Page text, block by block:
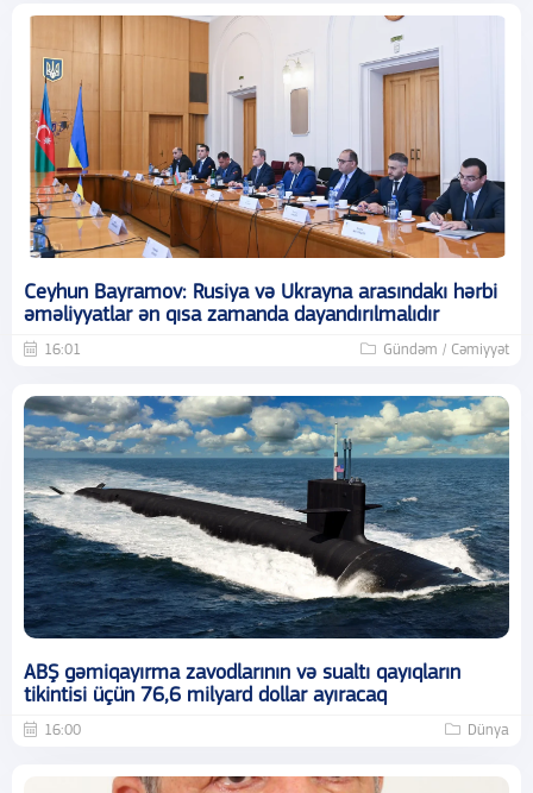
Ceyhun Bayramov: Rusiya və Ukrayna arasındakı hərbi
əməliyyatlar ən qısa zamanda dayandırılmalıdır
16:01 Gündəm / Cəmiyyət
ABŞ gəmiqayırma zavodlarının və sualtı qayıqların
tikintisi üçün 76,6 milyard dollar ayıracaq
16:00 Dünya